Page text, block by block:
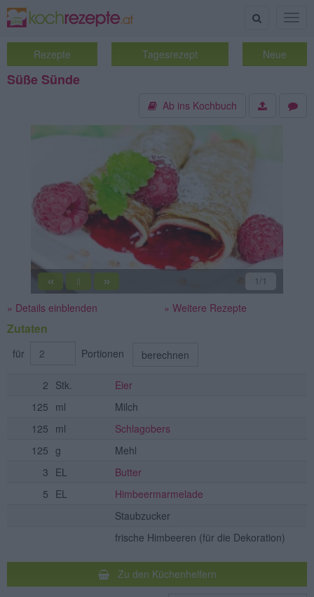
Suche
Rezepte Tagesrezept Neue
Süße Sünde
Ab ins Kochbuch
« || » 1/1
» Details einblenden » Weitere Rezepte
Zutaten
für Portionen berechnen
2 Stk.
Eier
125 ml
Milch
125 ml
Schlagobers
125 g
Mehl
3 EL
Butter
5 EL
Himbeermarmelade
Staubzucker
frische Himbeeren (für die Dekoration)
Zu den Küchenhelfern